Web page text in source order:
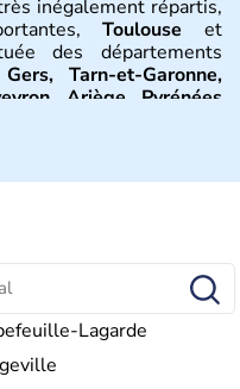
inégalement répartis,
Toulouse et
des départements
Tarn-et-Garonne,
Ariège, Pyrénées
Lozère
climat y est partagée
à l’est,
océanique à l’ouest.
domination romaine, à
À la division de l'Empire
au 9ème siècle en
Lagarde